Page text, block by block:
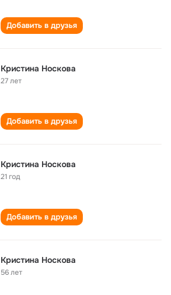
Добавить в друзья
Кристина Носкова
27 лет
Добавить в друзья
Кристина Носкова
21 год
Добавить в друзья
Кристина Носкова
56 лет